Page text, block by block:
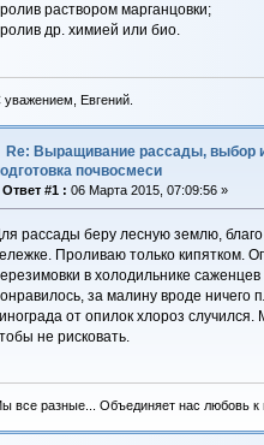
раствором марганцовки;
др. химией или био.
уважением, Евгений.
Re: Выращивание рассады, выбор
почвосмеси
Ответ #1 : 06 Марта 2015, 07:09:56 »
рассады беру лесную землю,
Проливаю только кипятком.
в холодильнике
за малину вроде ничего
от опилок хлороз
не рисковать.
все разные... Объединяет нас любовь к